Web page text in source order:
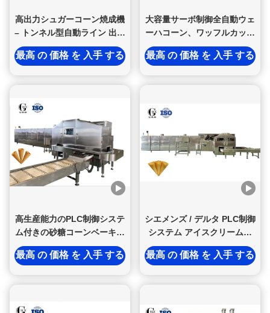
高出力シュガーコーン焼成機
– トンネル型自動ライン 出力
5000-5800個/時
最高 の 価格 を 入手 する
大容量サーボ制御全自動ウェ
ーハコーン、ワッフルカップ
製造機、最大 7000 個/H
最高 の 価格 を 入手 する
高生産能力のPLC制御システ
ム付きの砂糖コーンベーキン
グマシン 10000pcs/h
最高 の 価格 を 入手 する
シエメンズ / デルタ PLC制御
システム アイスクリームコ
ーンベーキングマシン 生産
効率を向上させる
最高 の 価格 を 入手 する